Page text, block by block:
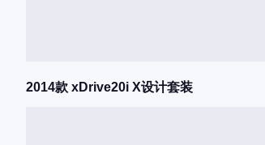
2014款 xDrive20i X设计套装